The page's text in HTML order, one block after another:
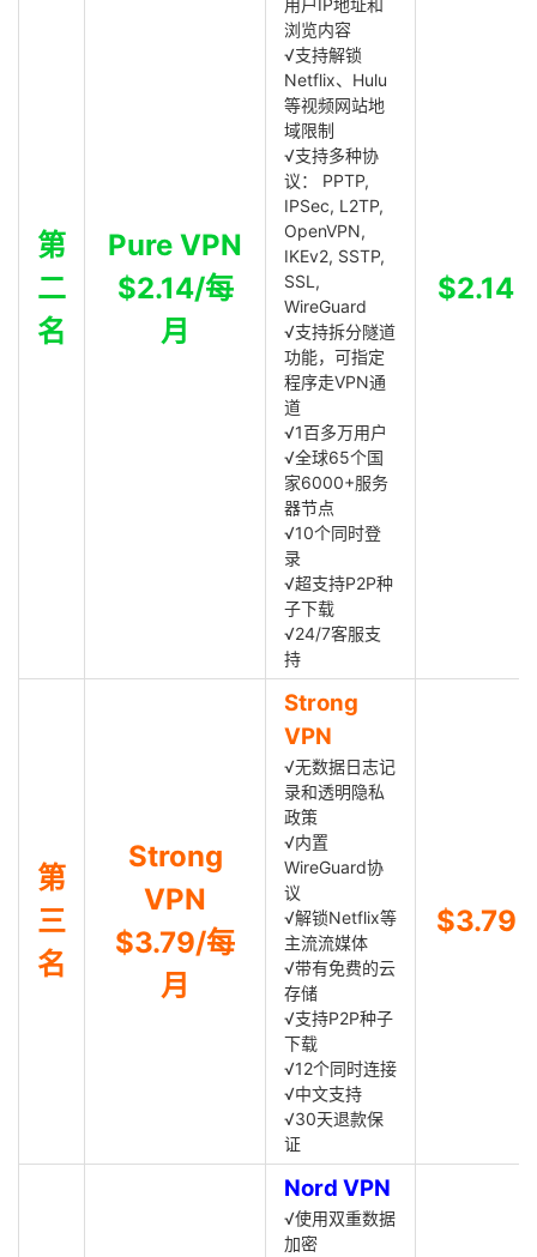
第
二
名
Pure VPN
$2.14/每
月
用户IP地址和
浏览内容
√支持解锁
Netflix、Hulu
等视频网站地
域限制
√支持多种协
议： PPTP,
IPSec, L2TP,
OpenVPN,
IKEv2, SSTP,
SSL,
WireGuard
√支持拆分隧道
功能，可指定
程序走VPN通
道
√1百多万用户
√全球65个国
家6000+服务
器节点
√10个同时登
录
√超支持P2P种
子下载
√24/7客服支
持
$2.14
第
三
名
Strong
VPN
$3.79/每
月
Strong
VPN
√无数据日志记
录和透明隐私
政策
√内置
WireGuard协
议
√解锁Netflix等
主流流媒体
√带有免费的云
存储
√支持P2P种子
下载
√12个同时连接
√中文支持
√30天退款保
证
$3.79
Nord VPN
√使用双重数据
加密